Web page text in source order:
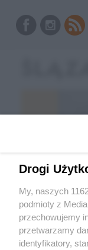
Wróć
Drogi
My, naszych
podmioty z
przechowujemy
przetwarzamy
identyfikatory,